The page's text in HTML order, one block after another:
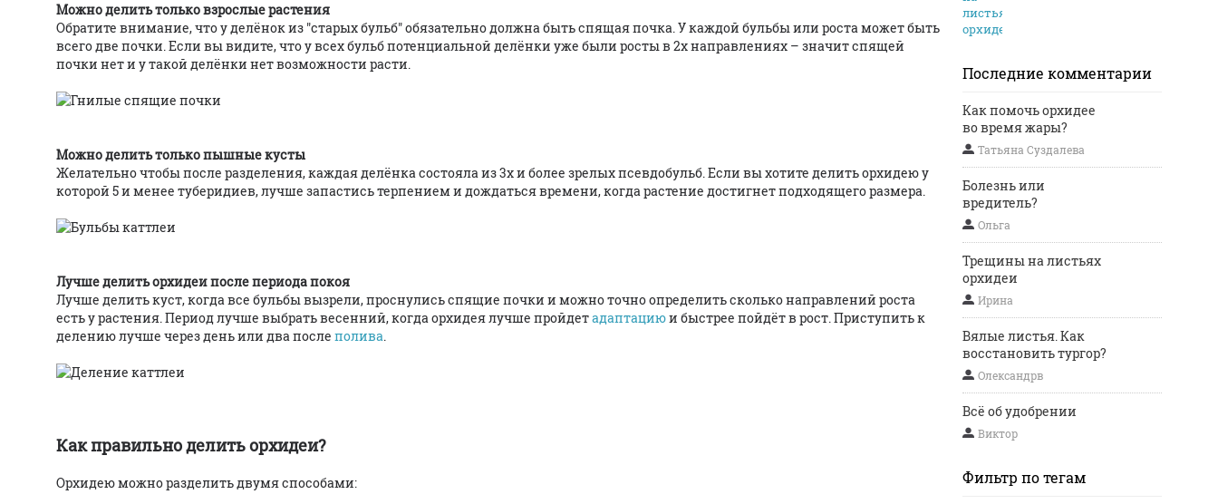
Последние комментарии
Как помочь орхидее
во время жары?
Татьяна Суздалева
Болезнь или
вредитель?
Ольга
Трещины на листьях
орхидеи
Ирина
Вялые листья. Как
восстановить тургор?
Олександрв
Всё об удобрении
Виктор
Фильтр по тегам
Можно делить только взрослые растения
Обратите внимание, что у делёнок из "старых бульб" обязательно должна быть спящая почка. У каждой бульбы или роста может быть
всего две почки. Если вы видите, что у всех бульб потенциальной делёнки уже были росты в 2х направлениях – значит спящей
почки нет и у такой делёнки нет возможности расти.
Можно делить только пышные кусты
Желательно чтобы после разделения, каждая делёнка состояла из 3х и более зрелых псевдобульб. Если вы хотите делить орхидею у
которой 5 и менее туберидиев, лучше запастись терпением и дождаться времени, когда растение достигнет подходящего размера.
Лучше делить орхидеи после периода покоя
Лучше делить куст, когда все бульбы вызрели, проснулись спящие почки и можно точно определить сколько направлений роста
есть у растения. Период лучше выбрать весенний, когда орхидея лучше пройдетадаптациюи быстрее пойдёт в рост. Приступить к
делению лучше через день или два после полива.
Как правильно делить орхидеи?
Орхидею можно разделить двумя способами: